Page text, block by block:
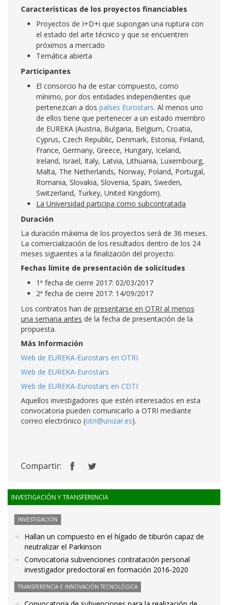
Características de los proyectos financiables
Proyectos de I+D+i que supongan una ruptura con
el estado del arte técnico y que se encuentren
próximos a mercado
Temática abierta
Participantes
El consorcio ha de estar compuesto, como
mínimo, por dos entidades independientes que
pertenezcan a dos países Eurostars. Al menos uno
de ellos tiene que pertenecer a un estado miembro
de EUREKA (Austria, Bulgaria, Belgium, Croatia,
Cyprus, Czech Republic, Denmark, Estonia, Finland,
France, Germany, Greece, Hungary, Iceland,
Ireland, Israel, Italy, Latvia, Lithuania, Luxembourg,
Malta, The Netherlands, Norway, Poland, Portugal,
Romania, Slovakia, Slovenia, Spain, Sweden,
Switzerland, Turkey, United Kingdom).
La Universidad participa como subcontratada
Duración
La duración máxima de los proyectos será de 36 meses.
La comercialización de los resultados dentro de los 24
meses siguientes a la finalización del proyecto.
Fechas límite de presentación de solicitudes
1ª fecha de cierre 2017: 02/03/2017
2ª fecha de cierre 2017: 14/09/2017
Los contratos han de presentarse en OTRI al menos
una semana antes de la fecha de presentación de la
propuesta.
Más Información
Web de EUREKA-Eurostars en OTRI
Web de EUREKA-Eurostars
Web de EUREKA-Eurostars en CDTI
Aquellos investigadores que estén interesados en esta
convocatoria pueden comunicarlo a OTRI mediante
correo electrónico (otri@unizar.es).
Compartir:
INVESTIGACIÓN Y TRANSFERENCIA
INVESTIGACIÓN
Hallan un compuesto en el hígado de tiburón capaz de
neutralizar el Parkinson
Convocatoria subvenciones contratación personal
investigador predoctoral en formación 2016-2020
TRANSFERENCIA E INNOVACIÓN TECNOLÓGICA